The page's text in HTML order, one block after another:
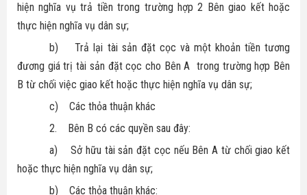
hiện nghĩa vụ trả tiền trong trường hợp 2 Bên giao kết hoặc
thực hiện nghĩa vụ dân sự;
b)
Trả lại tài sản đặt cọc và một khoản tiền tương
đương giá trị tài sản đặt cọc cho Bên A trong trường hợp Bên
B từ chối việc giao kết hoặc thực hiện nghĩa vụ dân sự;
c)
Các thỏa thuận khác
2.
Bên B có các quyền sau đây:
a)
Sở hữu tài sản đặt cọc nếu Bên A từ chối giao kết
hoặc thực hiện nghĩa vụ dân sự;
b)
Các thỏa thuận khác: